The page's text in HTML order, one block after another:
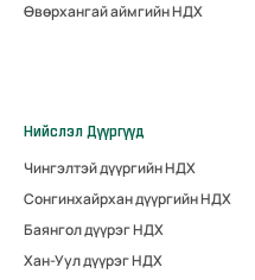
Өвөрхангай аймгийн НДХ
Нийслэл Дүүргүүд
Чингэлтэй дүүргийн НДХ
Сонгинхайрхан дүүргийн НДХ
Баянгол дүүрэг НДХ
Хан-Уул дүүрэг НДХ